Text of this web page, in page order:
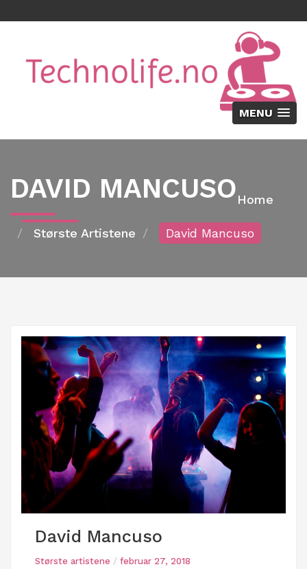
MENU
DAVID MANCUSOHome
Største Artistene David Mancuso
David Mancuso
Største artistene / februar 27, 2018